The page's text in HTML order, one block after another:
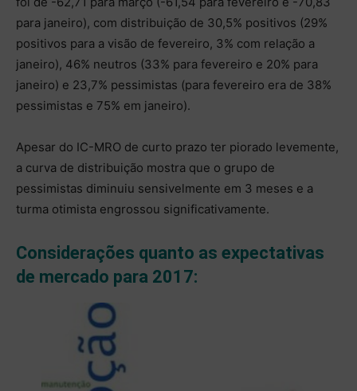
para janeiro), com distribuição de 30,5% positivos (29%
positivos para a visão de fevereiro, 3% com relação a
janeiro), 46% neutros (33% para fevereiro e 20% para
janeiro) e 23,7% pessimistas (para fevereiro era de 38%
pessimistas e 75% em janeiro).
Apesar do IC-MRO de curto prazo ter piorado levemente,
a curva de distribuição mostra que o grupo de
pessimistas diminuiu sensivelmente em 3 meses e a
turma otimista engrossou significativamente.
Considerações quanto as expectativas
de mercado para 2017: